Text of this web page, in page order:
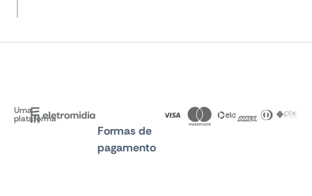
Uma
plataforma
Formas de
pagamento